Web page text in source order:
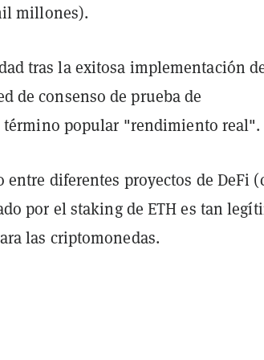
millones).
tras la exitosa implementación
de consenso de prueba de
popular "rendimiento real".
entre diferentes proyectos de DeFi
por el staking de ETH es tan
las criptomonedas.